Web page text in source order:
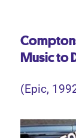
Music to
(Epic,